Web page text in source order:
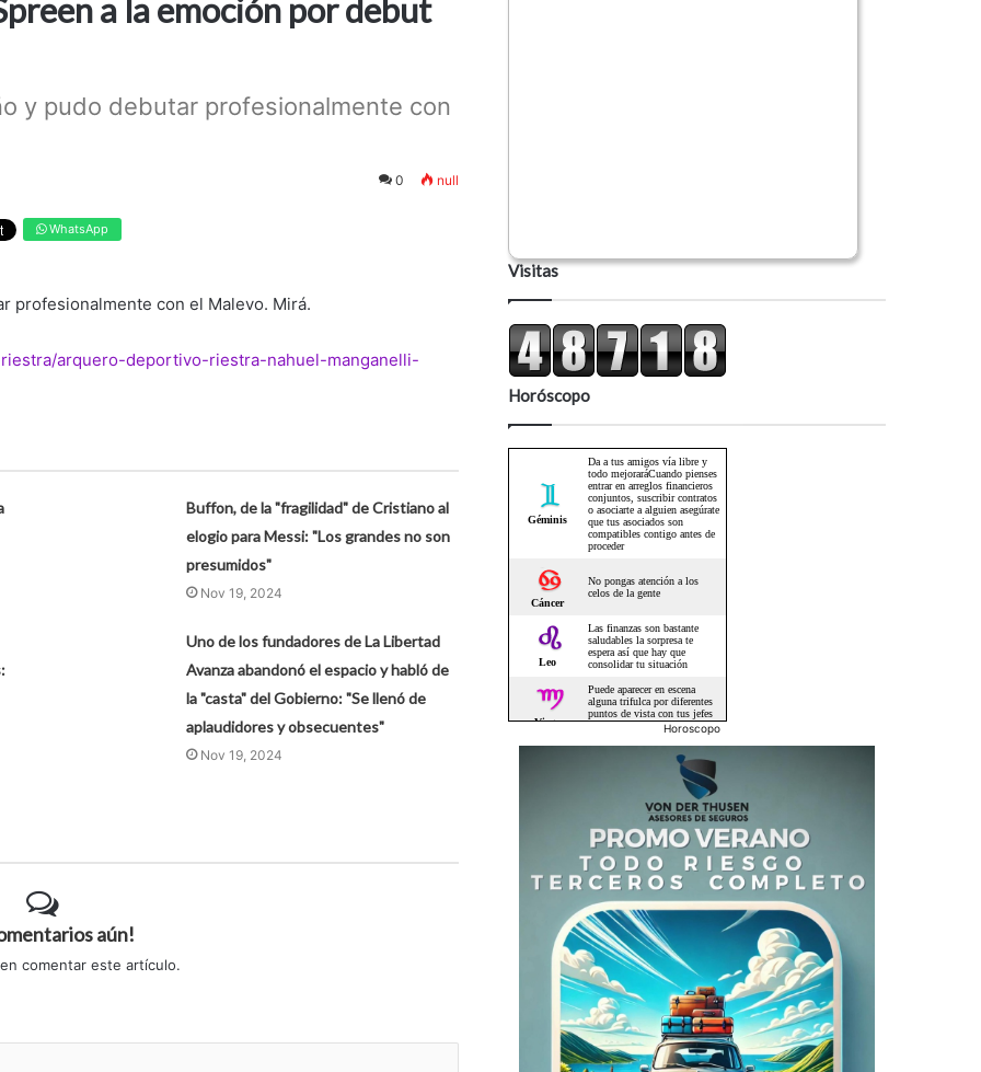
a la emoción por debut
y pudo debutar profesionalmente con
0 null
WhatsApp
profesionalmente con el Malevo. Mirá.
arquero-deportivo-riestra-nahuel-manganelli-
Buffon, de la "fragilidad" de Cristiano al
elogio para Messi: "Los grandes no son
presumidos"
Nov 19, 2024
Uno de los fundadores de La Libertad
Avanza abandonó el espacio y habló de
la "casta" del Gobierno: "Se llenó de
aplaudidores y obsecuentes"
Nov 19, 2024
aún!
comentar este artículo.
Visitas
Horóscopo
Horoscopo